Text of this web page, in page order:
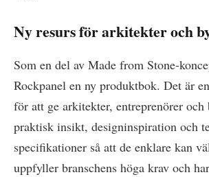
Ny resurs för arkitekter och
Som en del av Made from Stone-
Rockpanel en ny produktbok. Det är
för att ge arkitekter, entreprenörer och
praktisk insikt, designinspiration och
specifikationer så att de enklare kan
uppfyller branschens höga krav och